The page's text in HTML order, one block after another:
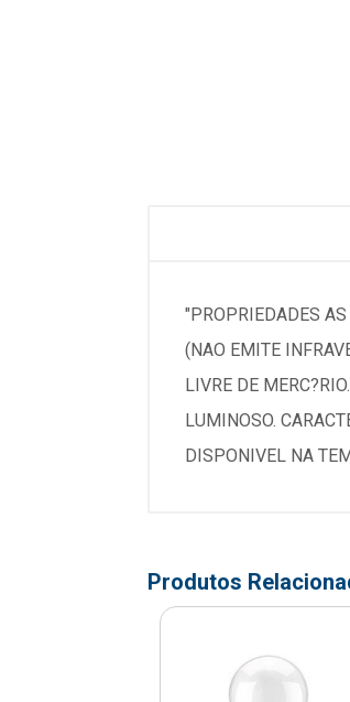
"PROPRIEDADES
(NAO EMITE
LIVRE DE
LUMINOSO.
DISPONIVEL NA
Produtos